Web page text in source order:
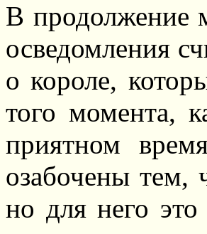
В продолжение
осведомления
о короле,
того момента,
приятном
озабочены тем,
но для него это